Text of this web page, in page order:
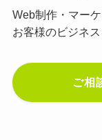
Web制作・マー
お客様のビジネス
ご相